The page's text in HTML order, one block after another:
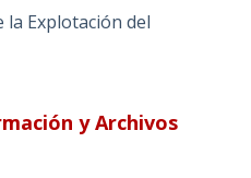
la Explotación del
y Archivos